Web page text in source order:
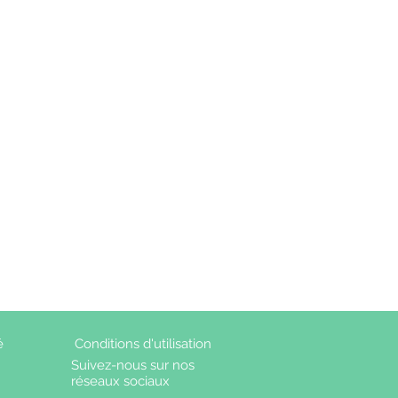
Conditions d'utilisation
Suivez-nous sur nos
réseaux sociaux